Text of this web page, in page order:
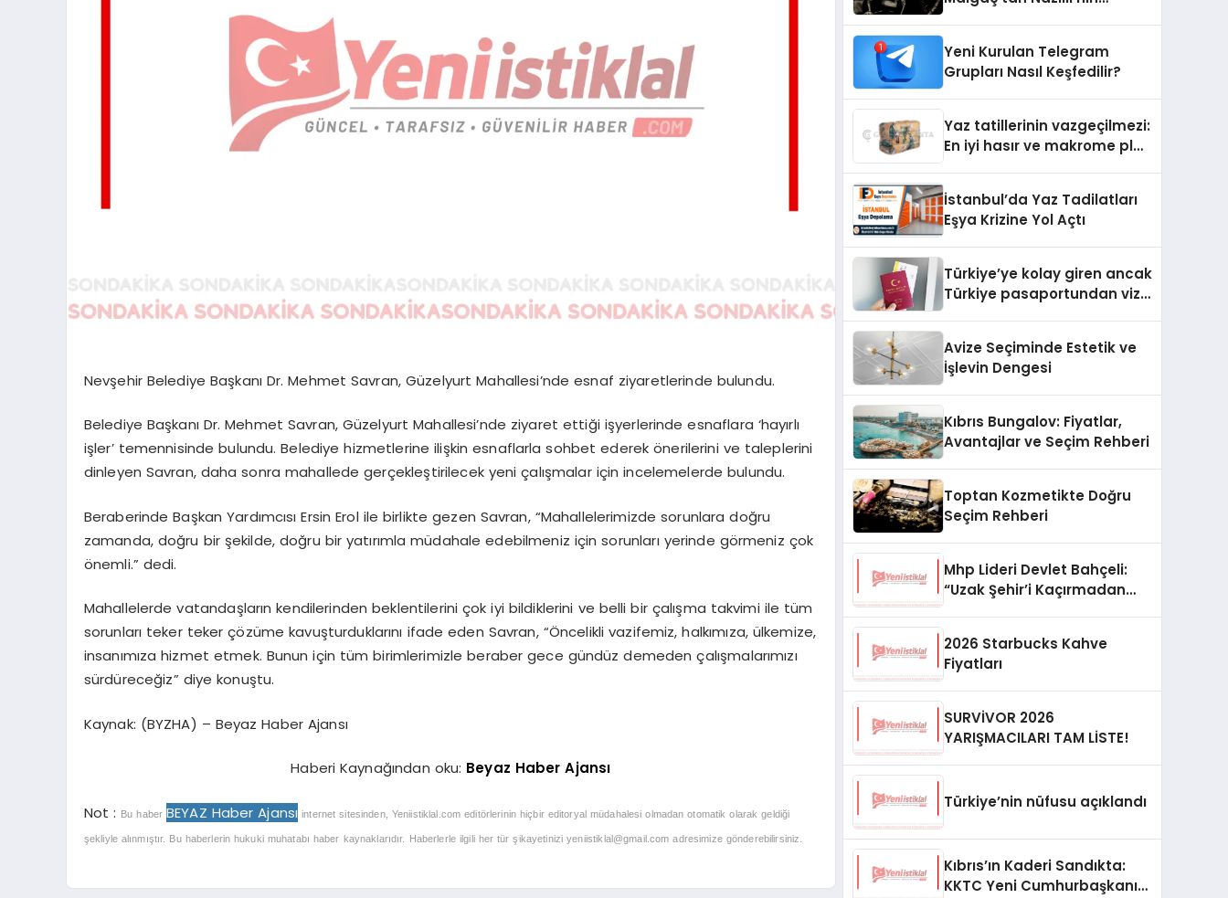
Nevşehir Belediye Başkanı Dr. Mehmet Savran, Güzelyurt Mahallesi’nde esnaf ziyaretlerinde bulundu.
Belediye Başkanı Dr. Mehmet Savran, Güzelyurt Mahallesi’nde ziyaret ettiği işyerlerinde esnaflara ‘hayırlı
işler’ temennisinde bulundu. Belediye hizmetlerine ilişkin esnaflarla sohbet ederek önerilerini ve taleplerini
dinleyen Savran, daha sonra mahallede gerçekleştirilecek yeni çalışmalar için incelemelerde bulundu.
Beraberinde Başkan Yardımcısı Ersin Erol ile birlikte gezen Savran, “Mahallelerimizde sorunlara doğru
zamanda, doğru bir şekilde, doğru bir yatırımla müdahale edebilmeniz için sorunları yerinde görmeniz çok
önemli.” dedi.
Mahallelerde vatandaşların kendilerinden beklentilerini çok iyi bildiklerini ve belli bir çalışma takvimi ile tüm
sorunları teker teker çözüme kavuşturduklarını ifade eden Savran, “Öncelikli vazifemiz, halkımıza, ülkemize,
insanımıza hizmet etmek. Bunun için tüm birimlerimizle beraber gece gündüz demeden çalışmalarımızı
sürdüreceğiz” diye konuştu.
Kaynak: (BYZHA) – Beyaz Haber Ajansı
Haberi Kaynağından oku: Beyaz Haber Ajansı
Not : Bu haber BEYAZ Haber Ajansı internet sitesinden, Yeniistiklal.com editörlerinin hiçbir editoryal müdahalesi olmadan otomatik olarak geldiği
şekliyle alınmıştır. Bu haberlerin hukuki muhatabı haber kaynaklarıdır. Haberlerle ilgili her tür şikayetiniziyeniistiklal@gmail.com adresimize gönderebilirsiniz.
Yeni Kurulan Telegram
Grupları Nasıl Keşfedilir?
Yaz tatillerinin vazgeçilmezi:
En iyi hasır ve makrome plaj
İstanbul’da Yaz Tadilatları
Eşya Krizine Yol Açtı
Türkiye’ye kolay giren ancak
Türkiye pasaportundan vize
Avize Seçiminde Estetik ve
İşlevin Dengesi
Kıbrıs Bungalov: Fiyatlar,
Avantajlar ve Seçim Rehberi
Toptan Kozmetikte Doğru
Seçim Rehberi
Mhp Lideri Devlet Bahçeli:
“Uzak Şehir’i Kaçırmadan
2026 Starbucks Kahve
Fiyatları
SURVİVOR 2026
YARIŞMACILARI TAM LİSTE!
Türkiye’nin nüfusu açıklandı
Kıbrıs’ın Kaderi Sandıkta:
KKTC Yeni Cumhurbaşkanını